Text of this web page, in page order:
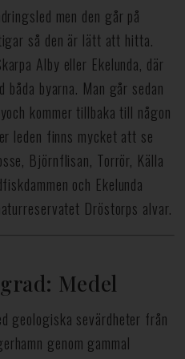
men den går på
så den är lätt att hitta.
Alby eller Ekelunda, där
byarna. Man går sedan
kommer tillbaka till någon
leden finns mycket att se
Björnflisan, Torrör, Källa
och Ekelunda
Dröstorps alvar.
Medel
geologiska sevärdheter från
genom gammal